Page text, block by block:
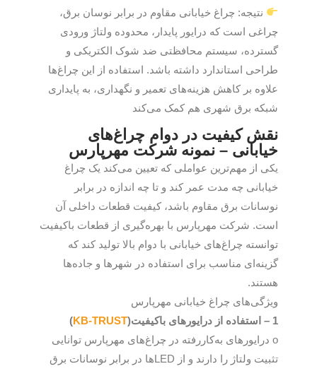
نتیجه: چراغ خیابانی مقاوم در برابر نوسان برق،
چراغی است که درایور پایدار، محدوده ولتاژ ورودی
گسترده، سیستم محافظتی ضد شوک الکتریکی و
طراحی استاندارد داشته باشد. استفاده از این چراغ‌ها
علاوه بر کاهش هزینه‌های تعمیر و نگهداری، به پایداری
شبکه برق شهری هم کمک می‌کند
نقش کیفیت در دوام چراغ‌های
خیابانی – نمونه شرکت مهرپارس
یکی از مهم‌ترین عواملی که تعیین می‌کند یک چراغ
خیابانی چه مدت عمر کند و تا چه اندازه در برابر
نوسانات برق مقاوم باشد، کیفیت قطعات داخلی آن
است. شرکت مهرپارس با بهره‌گیری از قطعات باکیفیت
توانسته چراغ‌های خیابانی با دوام بالا تولید کند که
گزینه‌ای مناسب برای استفاده در شهرها و جاده‌ها
هستند.
ویژگی‌های چراغ خیابانی مهرپارس
1 – استفاده از درایورهای باکیفیت(
KB-TRUST
)
o درایورهای به‌کاررفته در چراغ‌های مهرپارس توانایی
تثبیت ولتاژ را دارند و از LEDها در برابر نوسانات برق